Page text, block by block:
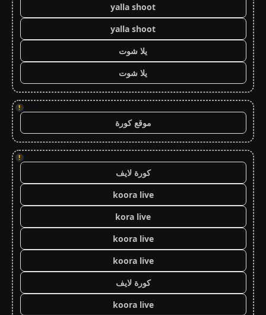
yalla shoot
yalla shoot
يلا شوت
يلا شوت
!
موقع كورة
!
كورة لايف
koora live
kora live
koora live
koora live
كورة لايف
koora live